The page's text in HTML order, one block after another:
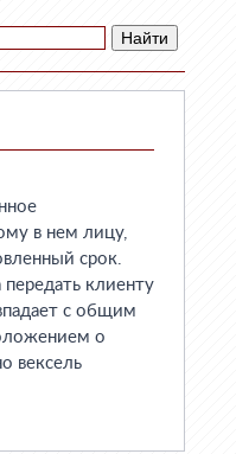
в нем лицу,
срок.
клиенту
с общим
о
вексель